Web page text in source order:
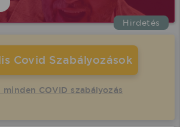
Hirdetés
Covid Szabályozások
COVID szabályozás